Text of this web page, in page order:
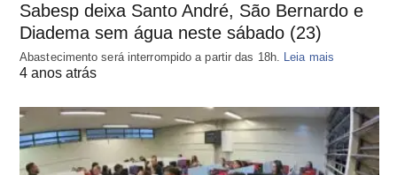
Sabesp deixa Santo André, São Bernardo e
Diadema sem água neste sábado (23)
Abastecimento será interrompido a partir das 18h. Leia mais
4 anos atrás